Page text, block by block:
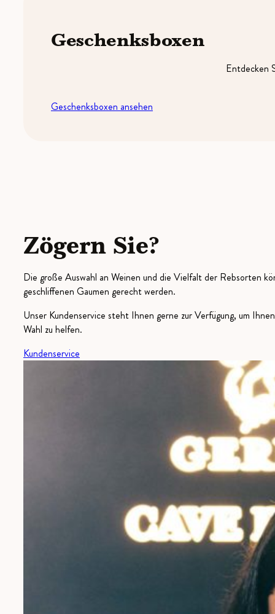
Geschenksboxen
Entdecken
Geschenksboxen ansehen
Zögern Sie?
Die große Auswahl an Weinen und die Vielfalt der Rebsorten
geschliffenen Gaumen gerecht werden.
Unser Kundenservice steht Ihnen gerne zur Verfügung, um
Wahl zu helfen.
Kundenservice